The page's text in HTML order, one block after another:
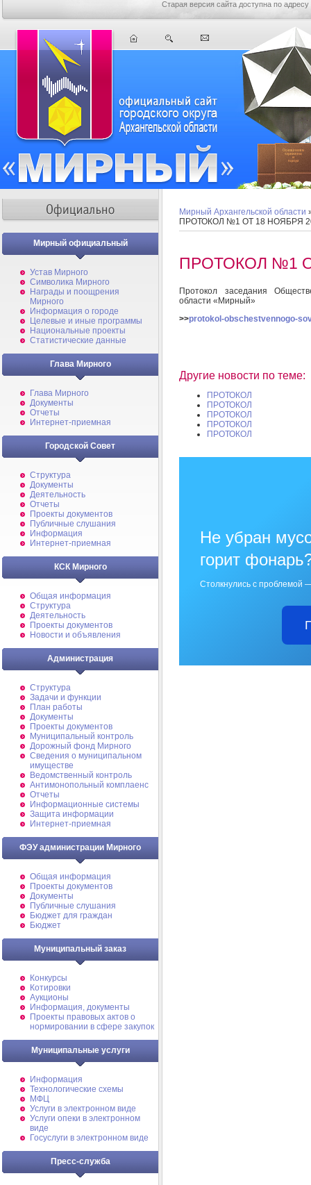
Старая версия сайта доступна по адресу
Мирный официальный
Устав Мирного
Символика Мирного
Награды и поощрения
Мирного
Информация о городе
Целевые и иные программы
Национальные проекты
Статистические данные
Глава Мирного
Глава Мирного
Документы
Отчеты
Интернет-приемная
Городской Совет
Структура
Документы
Деятельность
Отчеты
Проекты документов
Публичные слушания
Информация
Интернет-приемная
КСК Мирного
Общая информация
Структура
Деятельность
Проекты документов
Новости и объявления
Администрация
Структура
Задачи и функции
План работы
Документы
Проекты документов
Муниципальный контроль
Дорожный фонд Мирного
Cведения о муниципальном
имуществе
Ведомственный контроль
Антимонопольный комплаенс
Отчеты
Информационные системы
Защита информации
Интернет-приемная
ФЭУ администрации Мирного
Общая информация
Проекты документов
Документы
Публичные слушания
Бюджет для граждан
Бюджет
Муниципальный заказ
Конкурсы
Котировки
Аукционы
Информация, документы
Проекты правовых актов о
нормировании в сфере закупок
Муниципальные услуги
Информация
Технологические схемы
МФЦ
Услуги в электронном виде
Услуги опеки в электронном
виде
Госуслуги в электронном виде
Пресс-служба
Мирный Архангельской области
ПРОТОКОЛ №1 ОТ 18 НОЯБРЯ
ПРОТОКОЛ №1
Протокол заседания
области «Мирный»
>>protokol-obschestvennogo-
Другие новости по теме:
ПРОТОКОЛ
ПРОТОКОЛ
ПРОТОКОЛ
ПРОТОКОЛ
ПРОТОКОЛ
Не убран
горит
Столкнулись с проблемой